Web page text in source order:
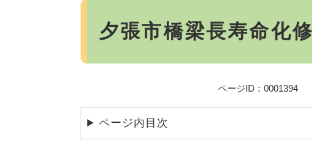
本
夕張市橋梁長寿命化
ページID：0001394
ページ内目次